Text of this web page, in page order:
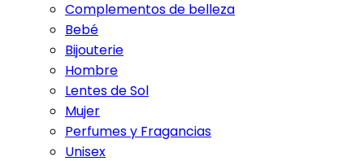
Complementos de belleza
Bebé
Bijouterie
Hombre
Lentes de Sol
Mujer
Perfumes y Fragancias
Unisex